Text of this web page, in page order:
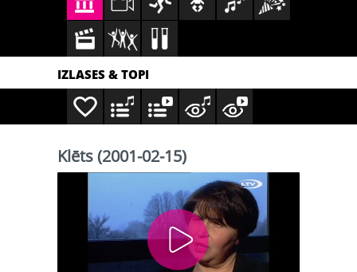
IZLASES & TOPI
Klēts (2001-02-15)